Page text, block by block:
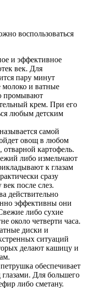
воспользоваться
и эффективное
век. Для
пару минут
молоко и ватные
промывают
крем. При его
любым детским
самой
овощ в любом
картофель.
либо измельчают
к глазам
сразу
после слез.
действительно
эффективны они
либо сухие
около четверти часа.
диски и
ситуаций
делают кашицу и
обеспечивает
Для большего
либо сметану.